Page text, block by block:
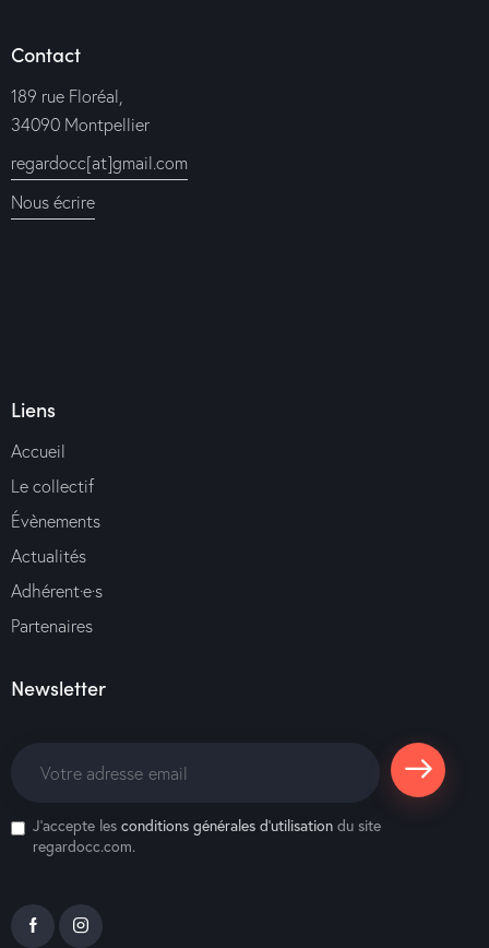
Contact
189 rue Floréal,
34090 Montpellier
regardocc[at]gmail.com
Nous écrire
Liens
Accueil
Le collectif
Évènements
Actualités
Adhérent·e·s
Partenaires
Newsletter
S'abonne
J'accepte les conditions générales d’utilisation du site
regardocc.com.